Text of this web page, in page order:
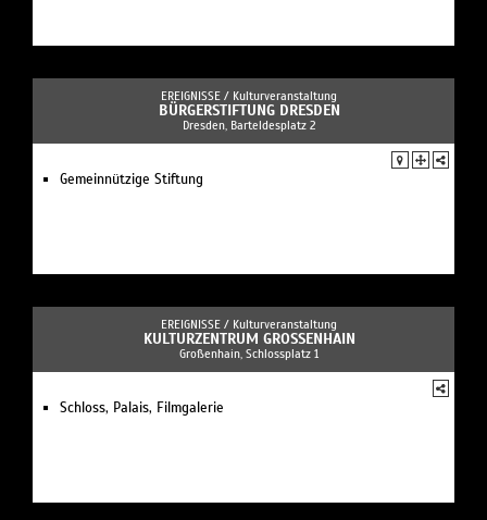
EREIGNISSE / Kulturveranstaltung
BÜRGERSTIFTUNG DRESDEN
Dresden, Barteldesplatz 2
Gemeinnützige Stiftung
EREIGNISSE / Kulturveranstaltung
KULTURZENTRUM GROSSENHAIN
Großenhain, Schlossplatz 1
Schloss, Palais, Filmgalerie